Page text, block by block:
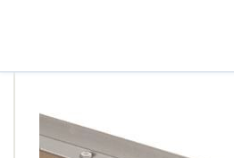
Ende
Bildergalerie